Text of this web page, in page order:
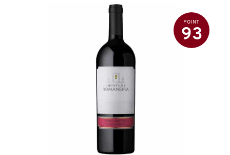
Tilbud
Film
Portvinshuse
POINT
93